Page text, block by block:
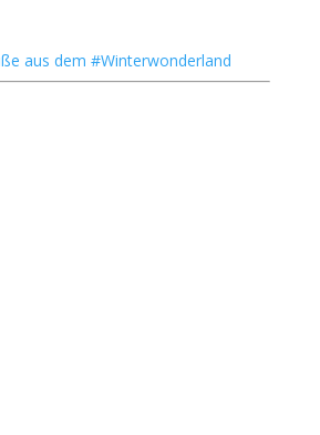
aus dem #Winterwonderland